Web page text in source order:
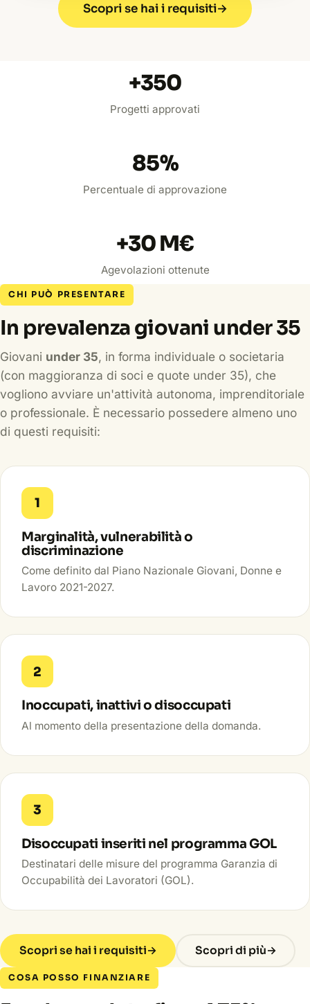
Scopri se hai i requisiti→
+350
Progetti approvati
85%
Percentuale di approvazione
+30M€
Agevolazioni ottenute
CHI PUÒ PRESENTARE
In prevalenza giovani under 35
Giovani under 35, in forma individuale o societaria
(con maggioranza di soci e quote under 35), che
vogliono avviare un'attività autonoma, imprenditoriale
o professionale. È necessario possedere almeno uno
di questi requisiti:
1
Marginalità, vulnerabilità o
discriminazione
Come definito dal Piano Nazionale Giovani, Donne e
Lavoro 2021-2027.
2
Inoccupati, inattivi o disoccupati
Al momento della presentazione della domanda.
3
Disoccupati inseriti nel programma GOL
Destinatari delle misure del programma Garanzia di
Occupabilità dei Lavoratori (GOL).
Scopri se hai i requisiti→ Scopri di più→
COSA POSSO FINANZIARE